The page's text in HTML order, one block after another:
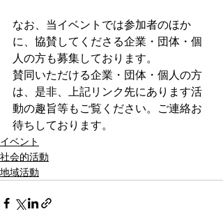
なお、当イベントでは参加者のほか
に、協賛してくださる企業・団体・個
人の方も募集しております。
賛同いただける企業・団体・個人の方
は、是非、上記リンク先にあります活
動の趣旨等もご覧ください。ご連絡お
待ちしております。
イベント
社会的活動
地域活動